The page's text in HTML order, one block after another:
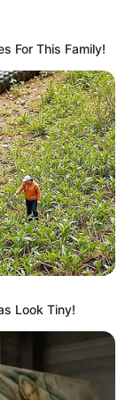
de la
de acceso
cerca de29 mil
de acceso a la
con
servicios de
las jornadas
de entidades
Colombia
For This Family!
Look Tiny!